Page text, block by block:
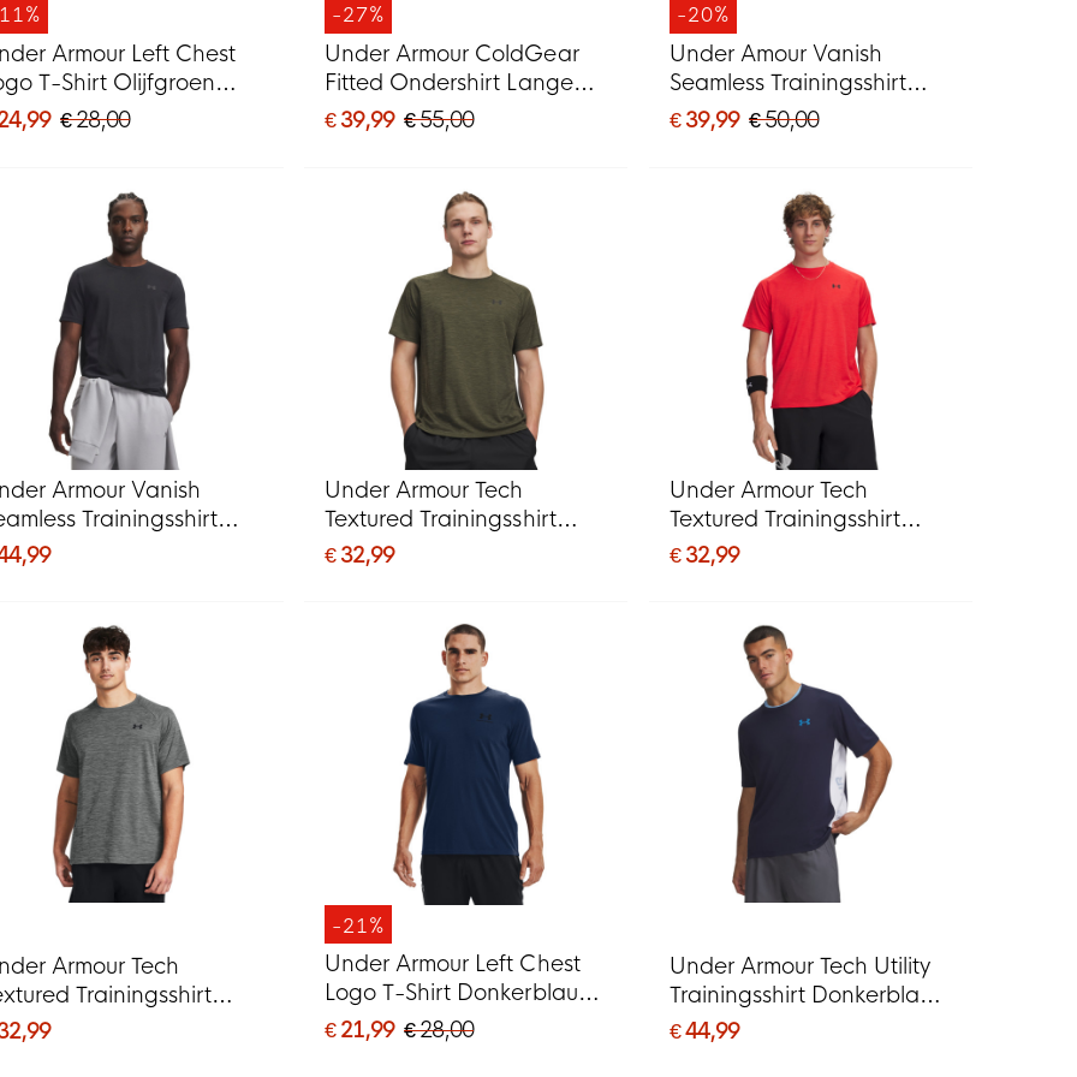
Armour Left Chest
T-Shirt Olijfgroen
€ 28,00
-27%
Under Armour ColdGear
Fitted Ondershirt Lange
Mouwen Zwart Wit
€ 39,99 € 55,00
-20%
Under Amour Vanish
Seamless Trainingsshirt
Beige
€ 39,99 € 50,00
Armour Vanish
Trainingsshirt
Donkergrijs
Under Armour Tech
Textured Trainingsshirt
Olijfgroen Zwart
€ 32,99
Under Armour Tech
Textured Trainingsshirt
Rood Zwart
€ 32,99
Armour Tech
Trainingsshirt
Zwart
-21%
Under Armour Left Chest
Logo T-Shirt Donkerblauw
Zwart
€ 21,99 € 28,00
Under Armour Tech Utility
Trainingsshirt Donkerblauw
Lichtblauw Wit
€ 44,99